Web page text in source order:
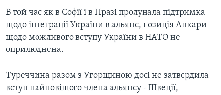
В той час як в Софії і в Празі пролунала підтримка
щодо інтеграції України в альянс, позиція Анкари
щодо можливого вступу України в НАТО не
оприлюднена.
Туреччина разом з Угорщиною досі не затвердила
вступ найновішого члена альянсу - Швеції,